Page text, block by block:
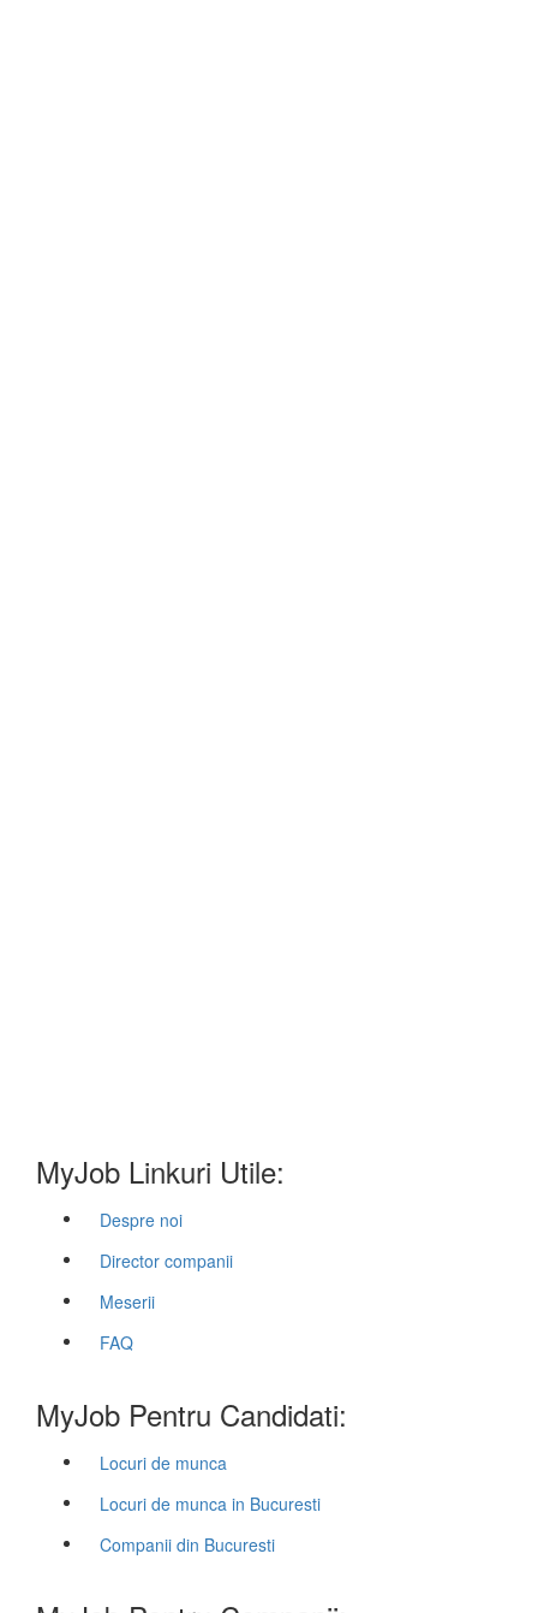
MyJob Linkuri Utile:
Despre noi
Director companii
Meserii
FAQ
MyJob Pentru Candidati:
Locuri de munca
Locuri de munca in Bucuresti
Companii din Bucuresti